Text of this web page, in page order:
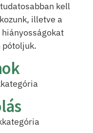
kell
illetve a
pótoljuk.